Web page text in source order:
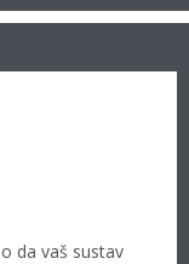
da vaš sustav